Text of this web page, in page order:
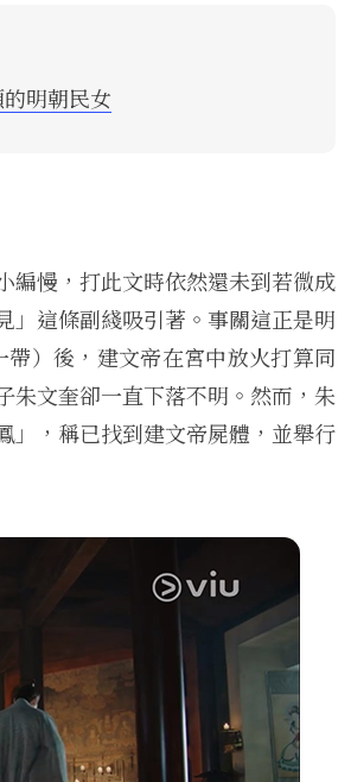
明朝民女
編慢，打此文時依然還未到若微成
」這條副綫吸引著。事關這正是明
）後，建文帝在宮中放火打算同
朱文奎卻一直下落不明。然而，朱
」，稱已找到建文帝屍體，並舉行